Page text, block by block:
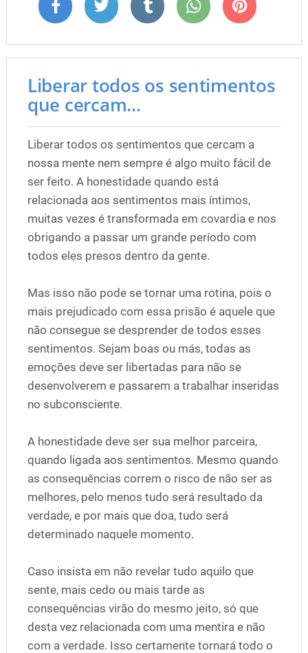
Liberar todos os sentimentos
que cercam...
Liberar todos os sentimentos que cercam a
nossa mente nem sempre é algo muito fácil de
ser feito. A honestidade quando está
relacionada aos sentimentos mais íntimos,
muitas vezes é transformada em covardia e nos
obrigando a passar um grande período com
todos eles presos dentro da gente.
Mas isso não pode se tornar uma rotina, pois o
mais prejudicado com essa prisão é aquele que
não consegue se desprender de todos esses
sentimentos. Sejam boas ou más, todas as
emoções deve ser libertadas para não se
desenvolverem e passarem a trabalhar inseridas
no subconsciente.
A honestidade deve ser sua melhor parceira,
quando ligada aos sentimentos. Mesmo quando
as consequências correm o risco de não ser as
melhores, pelo menos tudo será resultado da
verdade, e por mais que doa, tudo será
determinado naquele momento.
Caso insista em não revelar tudo aquilo que
sente, mais cedo ou mais tarde as
consequências virão do mesmo jeito, só que
desta vez relacionada com uma mentira e não
com a verdade. Isso certamente tornará todo o